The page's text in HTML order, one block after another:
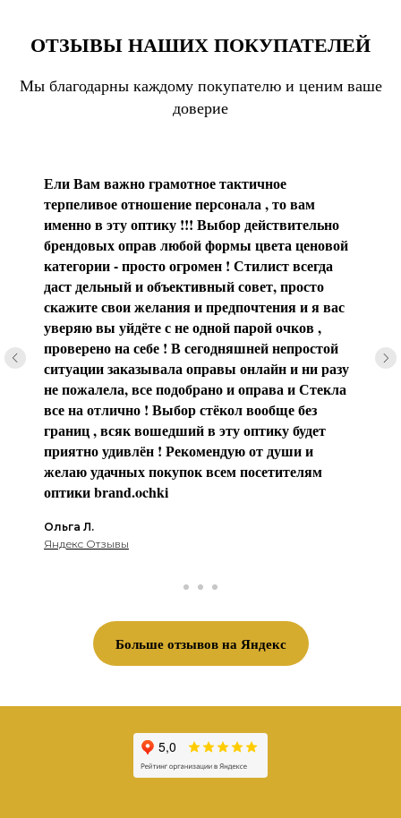
ОТЗЫВЫ НАШИХ ПОКУПАТЕЛЕЙ
Мы благодарны каждому покупателю и ценим ваше
доверие
Ели Вам важно грамотное тактичное
терпеливое отношение персонала , то вам
именно в эту оптику !!! Выбор действительно
брендовых оправ любой формы цвета ценовой
категории - просто огромен ! Стилист всегда
даст дельный и объективный совет, просто
скажите свои желания и предпочтения и я вас
уверяю вы уйдёте с не одной парой очков ,
проверено на себе ! В сегодняшней непростой
ситуации заказывала оправы онлайн и ни разу
не пожалела, все подобрано и оправа и Стекла
все на отлично ! Выбор стёкол вообще без
границ , всяк вошедший в эту оптику будет
приятно удивлён ! Рекомендую от души и
желаю удачных покупок всем посетителям
оптики brаnd.ochki
Ольга Л.
Яндекс Отзывы
Больше отзывов на Яндекс